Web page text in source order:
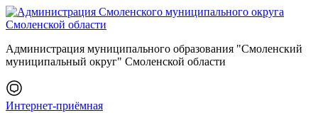
Администрация муниципального образования "Смоленский
муниципальный округ" Смоленской области
Интернет-приёмная